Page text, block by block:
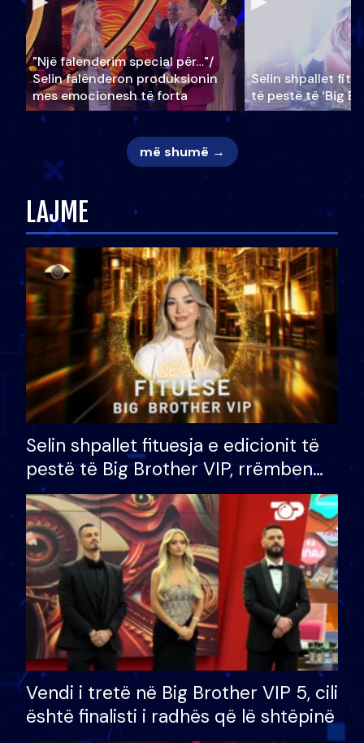
"Një falenderim special për…"/
Selin falënderon produksionin
mes emocionesh të forta
Selin shpallet
të pestë të ‘Big
më shumë →
LAJME
Selin shpallet fituesja e edicionit të
pestë të Big Brother VIP, rrëmben
çmimin e madh prej 100 mijë eurosh
Vendi i tretë në Big Brother VIP 5, cili
është finalisti i radhës që lë shtëpinë